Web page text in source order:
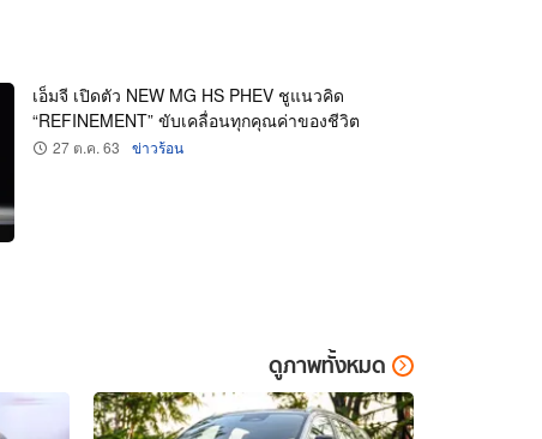
เอ็มจี เปิดตัว NEW MG HS PHEV ชูแนวคิด
“REFINEMENT” ขับเคลื่อนทุกคุณค่าของชีวิต
27 ต.ค. 63 ข่าวร้อน
ดูภาพทั้งหมด